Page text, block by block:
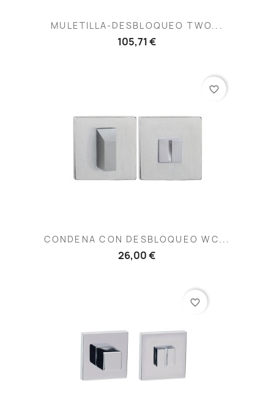
MULETILLA-DESBLOQUEO TWO...
105,71 €
CONDENA CON DESBLOQUEO WC...
26,00 €
favorite_border
favorite_border